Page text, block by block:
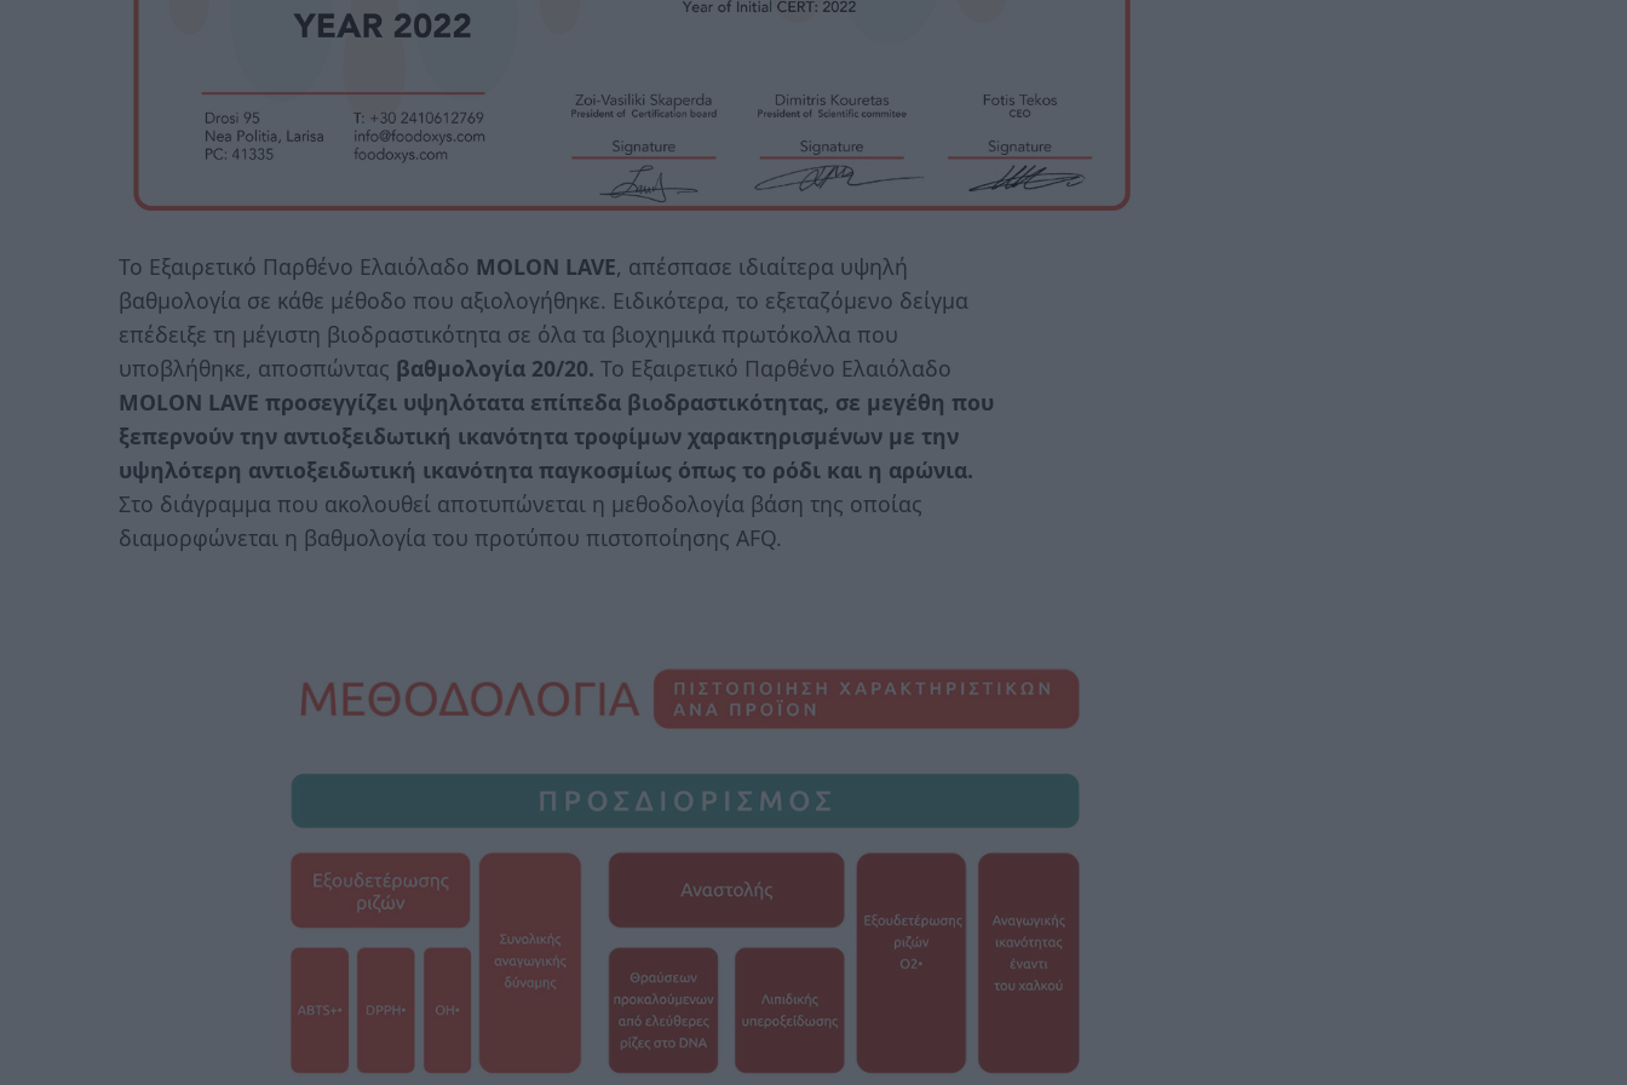
Το Εξαιρετικό Παρθένο Ελαιόλαδο MOLON LAVE, απέσπασε ιδιαίτερα υψηλή
βαθμολογία σε κάθε μέθοδο που αξιολογήθηκε. Ειδικότερα, το εξεταζόμενο δείγμα
επέδειξε τη μέγιστη βιοδραστικότητα σε όλα τα βιοχημικά πρωτόκολλα που
υποβλήθηκε, αποσπώντας βαθμολογία 20/20. Το Εξαιρετικό Παρθένο Ελαιόλαδο
MOLON LAVE προσεγγίζει υψηλότατα επίπεδα βιοδραστικότητας, σε μεγέθη που
ξεπερνούν την αντιοξειδωτική ικανότητα τροφίμων χαρακτηρισμένων με την
υψηλότερη αντιοξειδωτική ικανότητα παγκοσμίως όπως το ρόδι και η αρώνια.
Στο διάγραμμα που ακολουθεί αποτυπώνεται η μεθοδολογία βάση της οποίας
διαμορφώνεται η βαθμολογία του προτύπου πιστοποίησης AFQ.